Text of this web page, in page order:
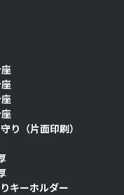
り（片面印刷）
キーホルダー